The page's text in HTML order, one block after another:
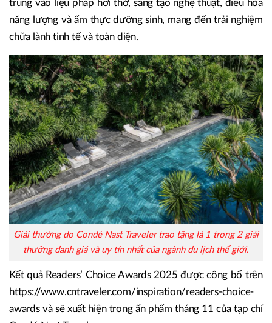
trung vào liệu pháp hơi thở, sáng tạo nghệ thuật, điều hòa
năng lượng và ẩm thực dưỡng sinh, mang đến trải nghiệm
chữa lành tinh tế và toàn diện.
Giải thưởng do Condé Nast Traveler trao tặng là 1 trong 2 giải
thưởng danh giá và uy tín nhất của ngành du lịch thế giới.
Kết quả Readers’ Choice Awards 2025 được công bố trên
https://www.cntraveler.com/inspiration/readers-choice-
awards và sẽ xuất hiện trong ấn phẩm tháng 11 của tạp chí